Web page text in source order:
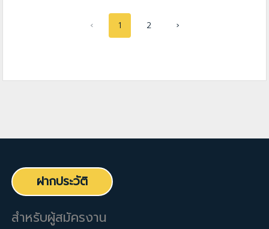
‹ 1 2 ›
ฝากประวัติ
สำหรับผู้สมัครงาน